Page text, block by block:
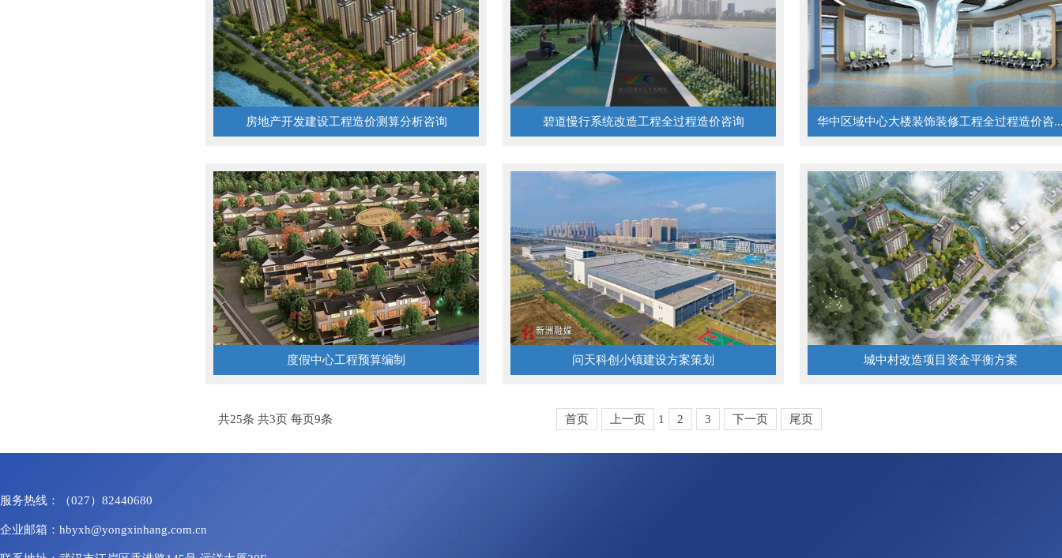
房地产开发建设工程造价测算分析咨询 碧道慢行系统改造工程全过程造价咨询 华中区域中心大楼装饰装修工程全过程造价咨
度假中心工程预算编制 问天科创小镇建设方案策划 城中村改造项目资金平衡方案
共25条 共3页 每页9条 首页 上一页 1 2 3 下一页 尾页
服务热线：（027）82440680
企业邮箱： hbyxh@yongxinhang.com.cn